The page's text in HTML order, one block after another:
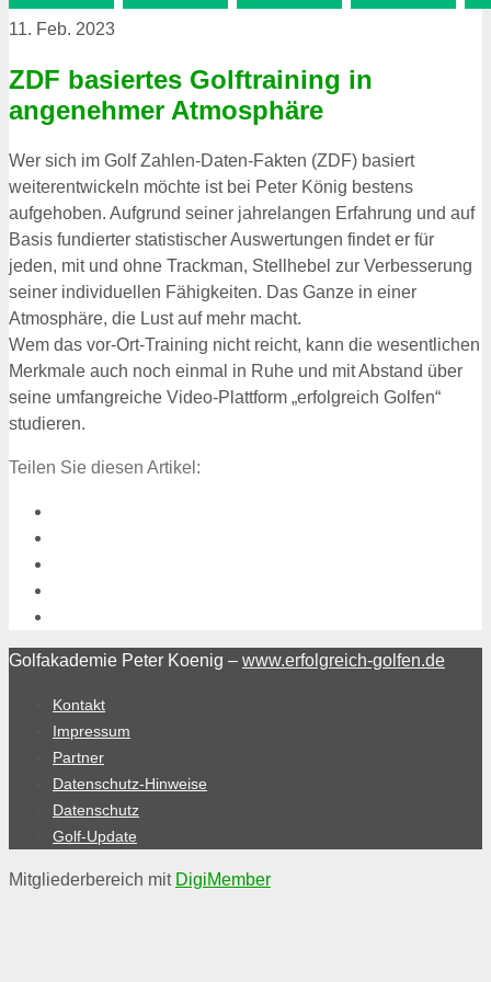
11. Feb. 2023
ZDF basiertes Golftraining in
angenehmer Atmosphäre
Wer sich im Golf Zahlen-Daten-Fakten (ZDF) basiert
weiterentwickeln möchte ist bei Peter König bestens
aufgehoben. Aufgrund seiner jahrelangen Erfahrung und auf
Basis fundierter statistischer Auswertungen findet er für
jeden, mit und ohne Trackman, Stellhebel zur Verbesserung
seiner individuellen Fähigkeiten. Das Ganze in einer
Atmosphäre, die Lust auf mehr macht.
Wem das vor-Ort-Training nicht reicht, kann die wesentlichen
Merkmale auch noch einmal in Ruhe und mit Abstand über
seine umfangreiche Video-Plattform „erfolgreich Golfen“
studieren.
Teilen Sie diesen Artikel:
Golfakademie Peter Koenig – www.erfolgreich-golfen.de
Kontakt
Impressum
Partner
Datenschutz-Hinweise
Datenschutz
Golf-Update
Mitgliederbereich mit DigiMember